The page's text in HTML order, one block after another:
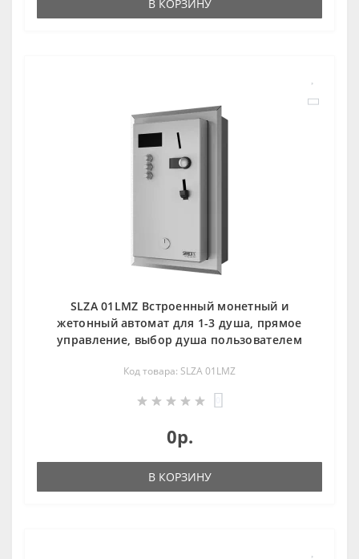
В КОРЗИНУ
SLZA 01LMZ Встроенный монетный и
жетонный автомат для 1-3 душа, прямое
управление, выбор душа пользователем
Код товара: SLZA 01LMZ
0р.
В КОРЗИНУ